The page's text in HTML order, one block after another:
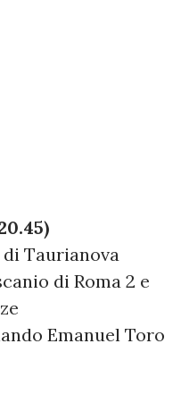
Taurianova
di Roma 2 e
Emanuel Toro